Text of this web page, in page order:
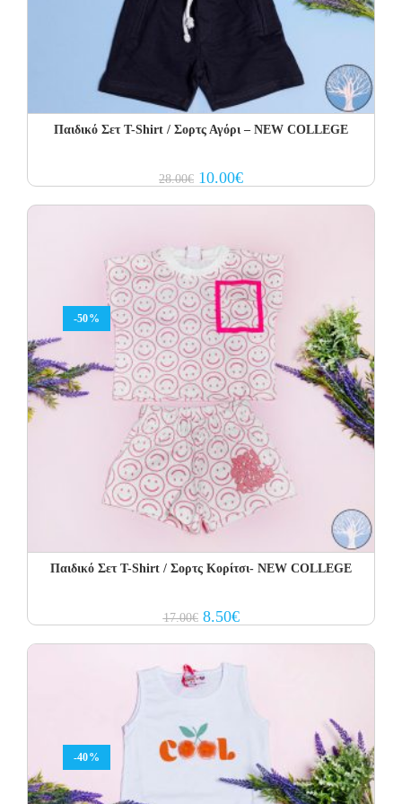
Παιδικό Σετ Τ-Shirt / Σορτς Αγόρι – NEW COLLEGE
28.00€ Original
price
10.00€Current
price
-50%
Παιδικό Σετ Τ-Shirt / Σορτς Κορίτσι- NEW COLLEGE
17.00€ Original
price
8.50€Current
price
-40%